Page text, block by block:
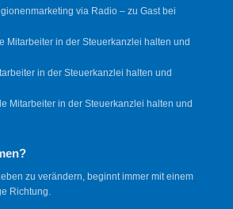
via Radio – zu Gast bei
Mitarbeiter in der Steuerkanzlei halten und
in der Steuerkanzlei halten und
Mitarbeiter in der Steuerkanzlei halten und
zu verändern, beginnt immer mit einem
Richtung.